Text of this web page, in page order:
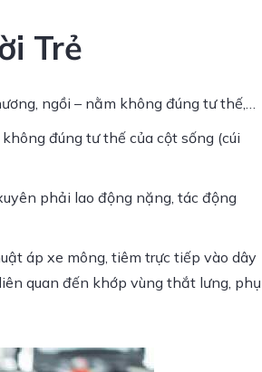
Trẻ
ngồi – nằm không đúng tư thế,…
đúng tư thế của cột sống (cúi
phải lao động nặng, tác động
áp xe mông, tiêm trực tiếp vào dây
quan đến khớp vùng thắt lưng, phụ